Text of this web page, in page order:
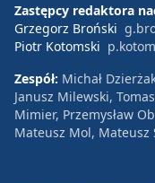
Zastępcy redaktora
Grzegorz Broński
Piotr Kotomski
Zespół: Michał
Janusz Milewski,
Mimier, Przemysław
Mateusz Mol, Mateusz